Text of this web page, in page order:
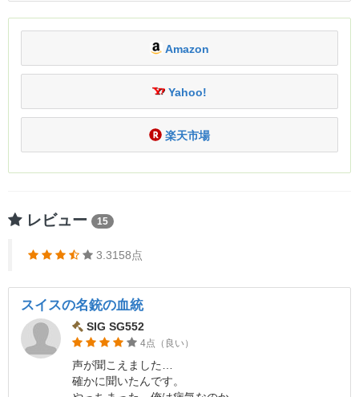
Amazon
Yahoo!
楽天市場
レビュー 15
3.3158点
スイスの名銃の血統
SIG SG552
4点（良い）
声が聞こえました…
確かに聞いたんです。